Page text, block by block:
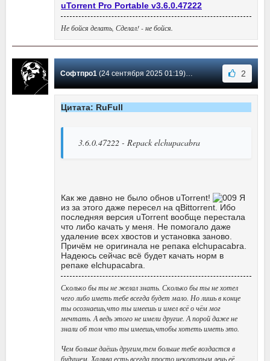
uTorrent Pro Portable v3.6.0.47222
Не бойся делать, Сделал! - не бойся.
Софтпро1(24 сентября 2025 01:19) Сообщение #6207 2
Цитата: RuFull
3.6.0.47222 - Repack elchupacabra
Как же давно не было обнов uTorrent!
Я
из за этого даже пересел на qBittorrent. Ибо
последняя версия uTorrent вообще перестала
что либо качать у меня. Не помогало даже
удаление всех хвостов и установка заново.
Причём не оригинала не репака elchupacabra.
Надеюсь сейчас всё будет качать норм в
репаке elchupacabra.
Сколько бы ты не желал знать. Сколько бы ты не хотел
чего либо иметь тебе всегда будет мало. Но лишь в конце
ты осознаешь,что ты имеешь и имел всё о чём мог
мечтать. А ведь этого не имели другие. А порой даже не
знали об том что ты имеешь,чтобы хотеть иметь это.
Чем больше даёшь другим,тем больше тебе воздастся в
будущем. Халява есть всегда,просто некоторым лень её